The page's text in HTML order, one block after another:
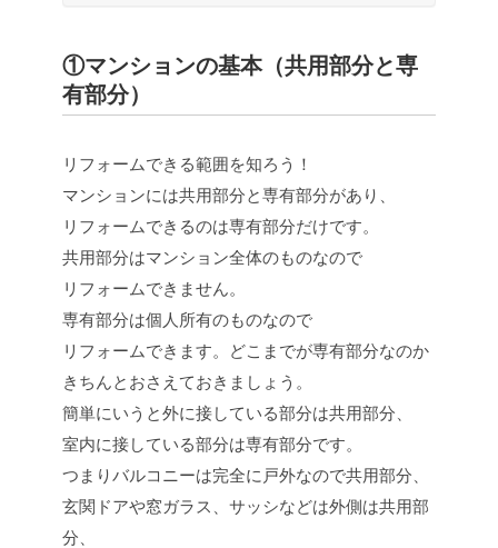
①マンションの基本（共用部分と専
有部分）
リフォームできる範囲を知ろう！
マンションには共用部分と専有部分があり、
リフォームできるのは専有部分だけです。
共用部分はマンション全体のものなので
リフォームできません。
専有部分は個人所有のものなので
リフォームできます。どこまでが専有部分なのか
きちんとおさえておきましょう。
簡単にいうと外に接している部分は共用部分、
室内に接している部分は専有部分です。
つまりバルコニーは完全に戸外なので共用部分、
玄関ドアや窓ガラス、サッシなどは外側は共用部
分、